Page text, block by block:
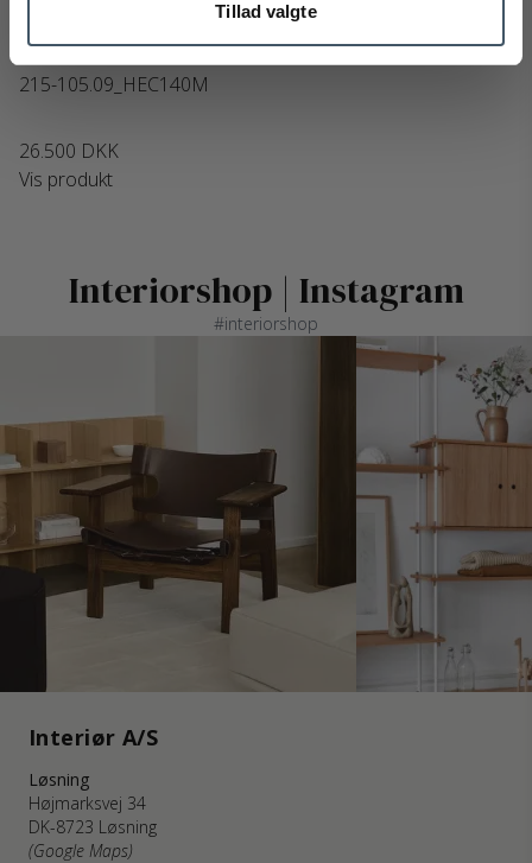
Tillad valgte
Eberhart Hector 140 Spisebord
215-105.09_HEC140M
26.500 DKK
Vis produkt
Interiorshop | Instagram
#interiorshop
Interiør A/S
Løsning
Højmarksvej 34
DK-8723 Løsning
(Google Maps)